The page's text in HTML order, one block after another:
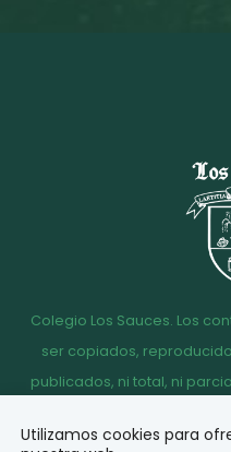
Colegio Los Sauces. Los
ser copiados,
publicados, ni total, ni
Aviso
Política de
Utilizamos cookies para